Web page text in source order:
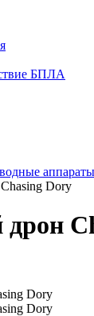
БПЛА
аппараты
Dory